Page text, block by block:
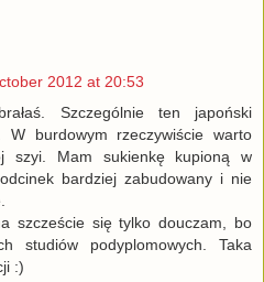
2012 at 20:53
Szczególnie ten japoński
W burdowym rzeczywiście warto
szyi. Mam sukienkę kupioną w
bardziej zabudowany i nie
szczeście się tylko douczam, bo
studiów podyplomowych. Taka
:)